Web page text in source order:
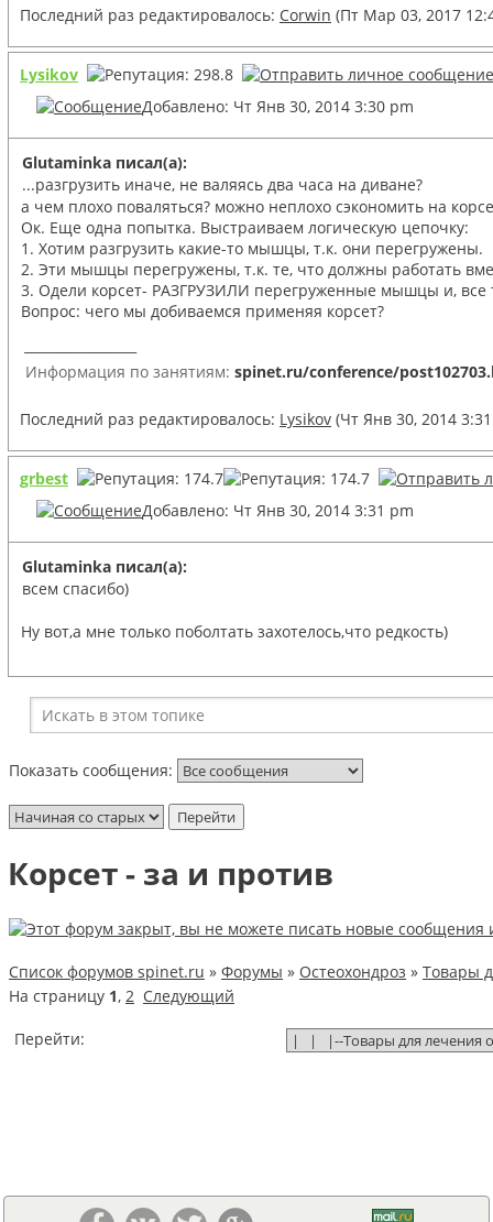
Последний раз редактировалось: Corwin (Пт Мар 03, 2017
Lysikov
Добавлено: Чт Янв 30, 2014 3:30 pm
Glutaminka писал(а):
...разгрузить иначе, не валяясь два часа на диване?
а чем плохо поваляться? можно неплохо сэкономить на
Ок. Еще одна попытка. Выстраиваем логическую цепочку:
1. Хотим разгрузить какие-то мышцы, т.к. они перегружены.
2. Эти мышцы перегружены, т.к. те, что должны работать
3. Одели корсет- РАЗГРУЗИЛИ перегруженные мышцы и, все
Вопрос: чего мы добиваемся применяя корсет?
Информация по занятиям: spinet.ru/conference/
Последний раз редактировалось: Lysikov (Чт Янв 30, 2014
grbest
Добавлено: Чт Янв 30, 2014 3:31 pm
Glutaminka писал(а):
всем спасибо)
Ну вот,а мне только поболтать захотелось,что редкость)
Показать сообщения:
Корсет - за и против
Список форумов spinet.ru » Форумы » Остеохондроз » Товары
На страницу 1, 2 Следующий
Перейти: